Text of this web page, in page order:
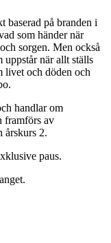
baserad på branden i
som händer när
sorgen. Men också
uppstår när allt ställs
livet och döden och
handlar om
framförs av
årskurs 2.
paus.